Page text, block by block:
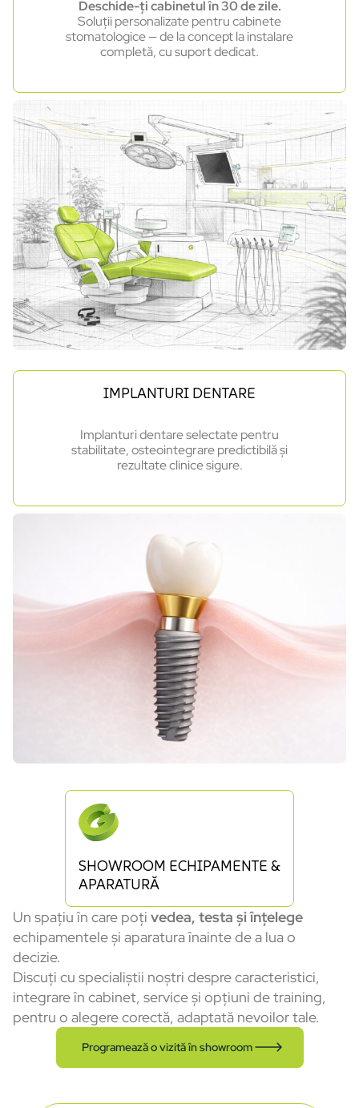
Deschide-ți cabinetul în 30 de zile.
Soluții personalizate pentru cabinete
stomatologice — de la concept la instalare
completă, cu suport dedicat.
IMPLANTURI DENTARE
Implanturi dentare selectate pentru
stabilitate, osteointegrare predictibilă și
rezultate clinice sigure.
SHOWROOM ECHIPAMENTE &
APARATURĂ
Un spațiu în care poți vedea, testa și înțelege
echipamentele și aparatura înainte de a lua o
decizie.
Discuți cu specialiștii noștri despre caracteristici,
integrare în cabinet, service și opțiuni de training,
pentru o alegere corectă, adaptată nevoilor tale.
Programează o vizită în showroom